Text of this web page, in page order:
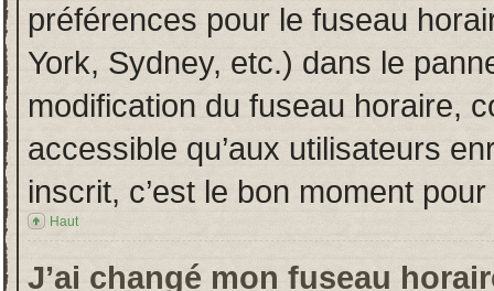
préférences pour le fuseau
York, Sydney, etc.) dans le
modification du fuseau horaire,
accessible qu’aux utilisateurs
inscrit, c’est le bon moment
Haut
J’ai changé mon fuseau